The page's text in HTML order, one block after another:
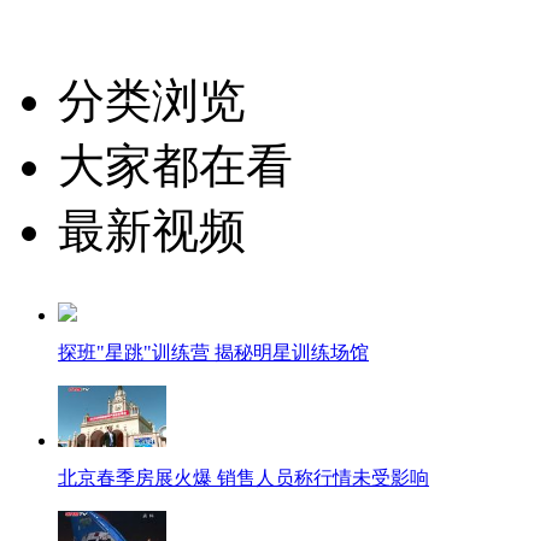
分类浏览
大家都在看
最新视频
探班"星跳"训练营 揭秘明星训练场馆
北京春季房展火爆 销售人员称行情未受影响